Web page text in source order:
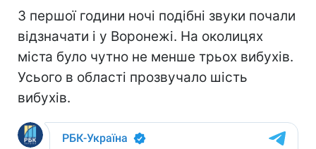
З першої години ночі подібні звуки почали
відзначати і у Воронежі. На околицях
міста було чутно не менше трьох вибухів.
Усього в області прозвучало шість
вибухів.